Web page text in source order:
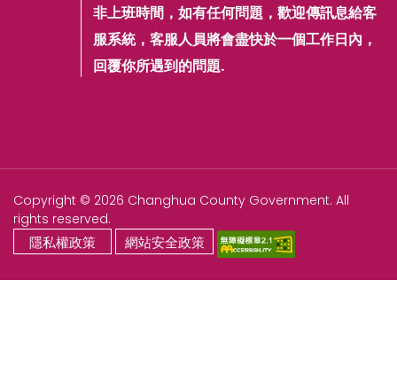
非上班時間，如有任何問題，歡迎傳訊息給客
服系統，客服人員將會盡快於一個工作日內，
回覆你所遇到的問題.
Copyright © 2026 Changhua County Government. All
rights reserved.
隱私權政策 網站安全政策